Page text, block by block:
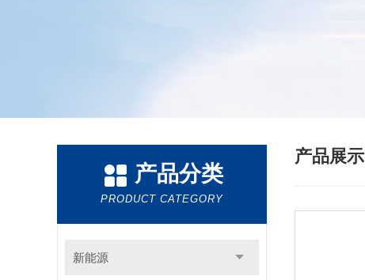
产品分类
PRODUCT CATEGORY
新能源
产品展示